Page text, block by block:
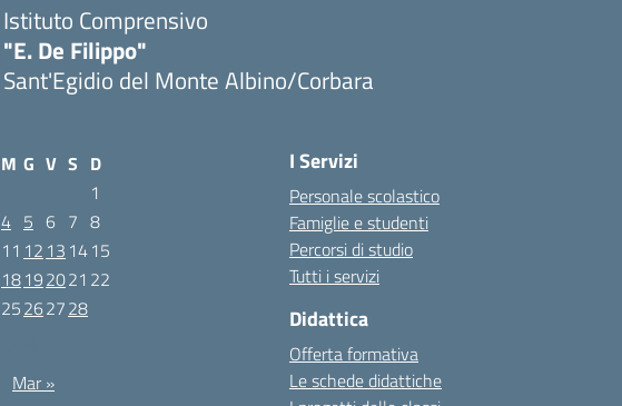
Istituto Comprensivo
"E. De Filippo"
Sant'Egidio del Monte Albino/Corbara
M G V S D
1
4 5 6 7 8
11 12 13 1415
18192021 22
25262728
Mar »
I Servizi
Personale scolastico
Famiglie e studenti
Percorsi di studio
Tutti i servizi
Didattica
Offerta formativa
Le schede didattiche